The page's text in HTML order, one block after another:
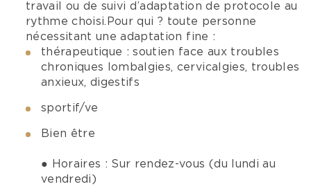
travail ou de suivi d’adaptation de protocole au
rythme choisi. Pour qui ? toute personne
nécessitant une adaptation fine :
thérapeutique : soutien face aux troubles
chroniques lombalgies, cervicalgies, troubles
anxieux, digestifs
sportif/ve
Bien être
● Horaires : Sur rendez-vous (du lundi au
vendredi)